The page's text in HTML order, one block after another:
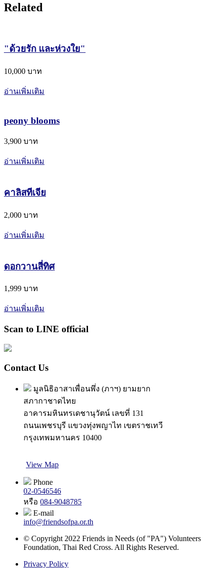
Related
"ด้วยรัก และ​ห่วงใย"
10,000 บาท
อ่านเพิ่มเติม
peony blooms
3,900 บาท
อ่านเพิ่มเติม
คาลิสทีเจีย
2,000 บาท
อ่านเพิ่มเติม
ดอกวานสี่ทิศ
1,999 บาท
อ่านเพิ่มเติม
Scan to LINE official
Contact Us
มูลนิธิอาสาเพื่อนพึ่ง (ภาฯ) ยามยาก
สภากาชาดไทย
อาคารมหินทรเดชานุวัตน์ เลขที่ 131
ถนนเพชรบุรี แขวงทุ่งพญาไท เขตราชเทวี
กรุงเทพมหานคร 10400
View Map
Phone
02-0546546
หรือ 084-9048785
E-mail
info@friendsofpa.or.th
© Copyright 2022 Friends in Needs (of "PA") Volunteers
Foundation, Thai Red Cross. All Rights Reserved.
Privacy Policy